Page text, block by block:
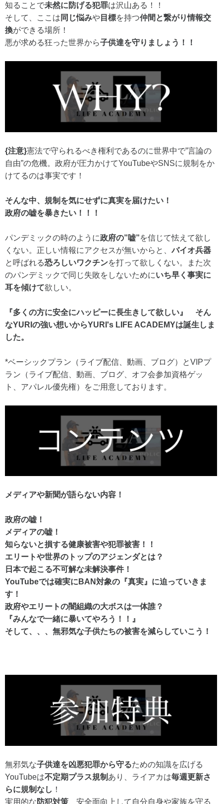
知ることで未然に防げる犯罪は沢山ある！！
そして、ここは 同じ悩みや 目標を持つ仲間と繋がり情報交
換ができる場所！
悪が求める狂った世界から子供達を守りましょう！！
{注意}憲法で守られるべき権利であるのに世界中で”言論の
自由”の危機。政府が圧力かけてYouTubeやSNSに規制をか
けてるのは事実です！
そんな中、規制を気にせずに真実を届けたい！
政府の嘘を暴きたい！！！
パンデミックの時のように政府の”嘘”を信じて怯えて欲し
くない。正しい情報にアクセスが無いからと、バイオ兵器
と呼ばれる恐ろしいワクチンを打って欲しくない。また次
のパンデミックで同じ失敗をしないためにいち早く事実に
耳を傾けて欲しい。
『多くの方に安全にハッピーに長生きして欲しい』 そん
なYURIの強い想いからYURI's LIFE ACADEMYは誕生しま
した。
*ベーシックプラン（ライブ配信、動画、ブログ）とVIPプ
ラン（ライブ配信、動画、ブログ、オフ会参加資格ゲッ
ト、アパレル優先権）をご用意しております。
メディアや新聞が語らない内容！
政府の嘘！
メディアの嘘！
知らないと損する健康被害や犯罪被害！！
エリートや世界のトップのアジェンダとは？
日本で起こる不可解な未解決事件！
YouTubeでは確実にBAN対象の『真実』に迫っていきま
す！
政府やエリートの闇組織の大ボスは一体誰？
『みんなで一緒に暴いてやろう！！』
そして、、、無邪気な子供たちの被害を減らしていこう！
無邪気な子供達を凶悪犯罪から守るための知識を広げる
YouTubeは不定期プラス規制 あり、ライアカは毎週更新さ
らに規制なし ！
実用的な 防犯対策 、安全面向上して自分自身や家族を守る